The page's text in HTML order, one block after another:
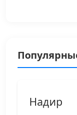
Надир